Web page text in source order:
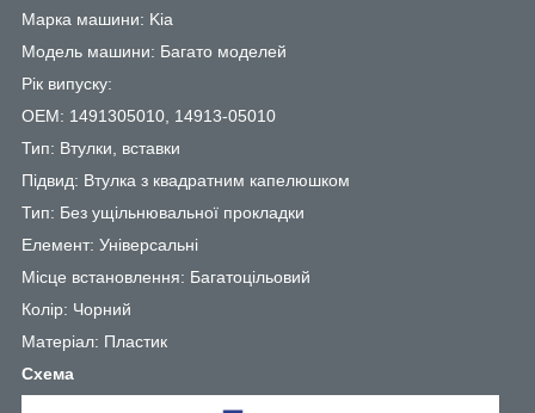
Марка машини: Kia
Модель машини: Багато моделей
Рік випуску:
OEM: 1491305010, 14913-05010
Тип: Втулки, вставки
Підвид: Втулка з квадратним капелюшком
Тип: Без ущільнювальної прокладки
Елемент: Універсальні
Місце встановлення: Багатоцільовий
Колір: Чорний
Матеріал: Пластик
Схема